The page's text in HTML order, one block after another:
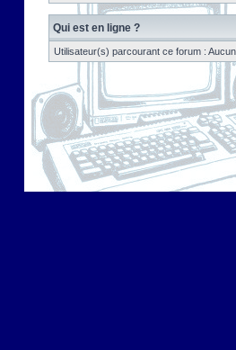
Qui est en ligne ?
Utilisateur(s) parcourant ce forum :